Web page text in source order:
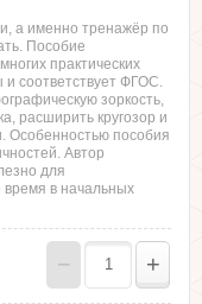
а именно тренажёр по
Пособие
практических
соответствует ФГОС.
зоркость,
расширить кругозор и
Особенностью пособия
Автор
для
время в начальных
− +